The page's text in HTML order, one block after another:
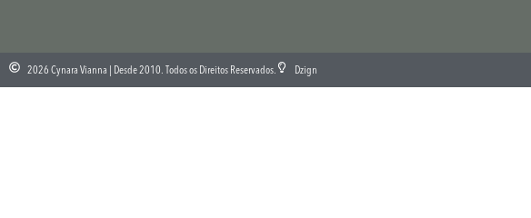
2026 Cynara Vianna | Desde 2010. Todos os Direitos Reservados. Dzign